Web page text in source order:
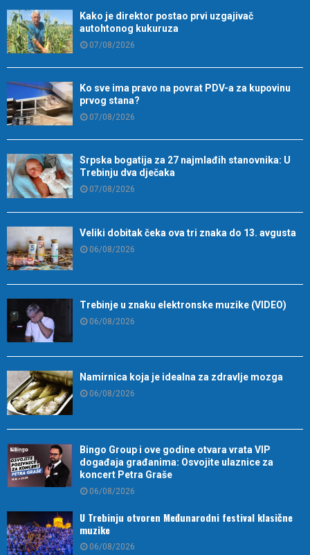
Kako je direktor postao prvi uzgajivač
autohtonog kukuruza
07/08/2026
Ko sve ima pravo na povrat PDV-a za kupovinu
prvog stana?
07/08/2026
Srpska bogatija za 27 najmlađih stanovnika: U
Trebinju dva dječaka
07/08/2026
Veliki dobitak čeka ova tri znaka do 13. avgusta
06/08/2026
Trebinje u znaku elektronske muzike (VIDEO)
06/08/2026
Namirnica koja je idealna za zdravlje mozga
06/08/2026
Bingo Group i ove godine otvara vrata VIP
događaja građanima: Osvojite ulaznice za
koncert Petra Graše
06/08/2026
U Trebinju otvoren Međunarodni festival klasične
muzike
06/08/2026